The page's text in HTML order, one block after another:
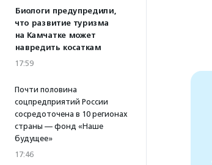
Биологи предупредили,
что развитие туризма
на Камчатке может
навредить косаткам
17:59
Почти половина
соцпредприятий России
сосредоточена в 10 регионах
страны — фонд «Наше
будущее»
17:46